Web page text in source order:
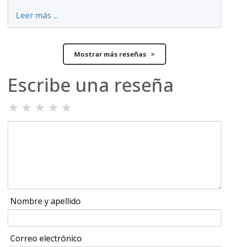
Leer más ...
Mostrar más reseñas >
Escribe una reseña
★ ★ ★ ★ ★
Nombre y apellido
Correo electrónico